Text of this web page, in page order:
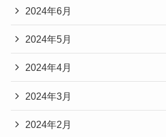
2024年6月
2024年5月
2024年4月
2024年3月
2024年2月